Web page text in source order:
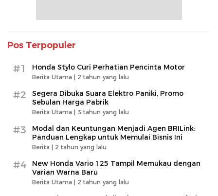
Pos Terpopuler
#1 Honda Stylo Curi Perhatian Pencinta Motor
Berita Utama | 2 tahun yang lalu
#2
Segera Dibuka Suara Elektro Paniki, Promo
Sebulan Harga Pabrik
Berita Utama | 3 tahun yang lalu
#3
Modal dan Keuntungan Menjadi Agen BRILink:
Panduan Lengkap untuk Memulai Bisnis Ini
Berita | 2 tahun yang lalu
#4
New Honda Vario 125 Tampil Memukau dengan
Varian Warna Baru
Berita Utama | 2 tahun yang lalu